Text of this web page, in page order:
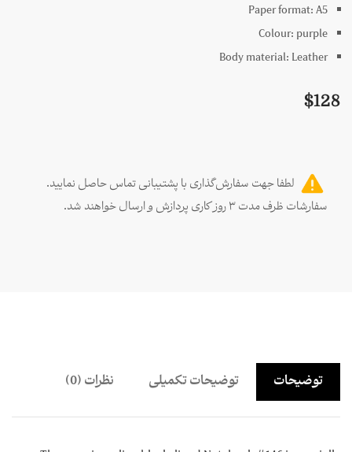
Paper format: A5
Colour: purple
Body material: Leather
$128
لطفا جهت سفارش‌گذاری با پشتیبانی تماس حاصل نمایید.
سفارشات ظرف مدت ۳ روز کاری پردازش و ارسال خواهند شد.
توضیحات توضیحات تکمیلی نظرات (0)